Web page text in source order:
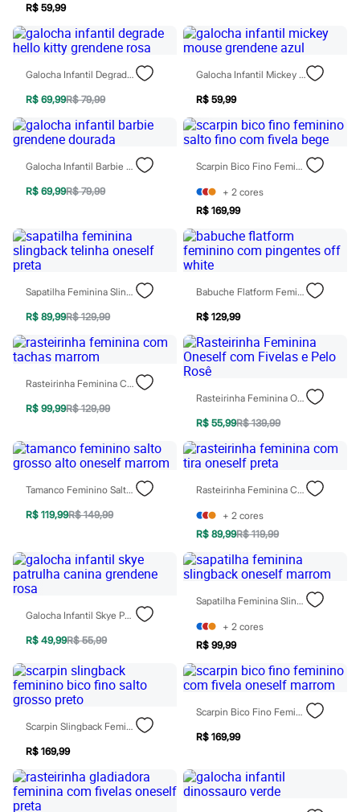
Personagens
Plus size
Blusas e Camisetas
Calças
Casacos e Jaquetas
Jeans
Moda esportiva
Vestidos
Masculino
Dia dos Pais
Inverno
Novidades
Bermudas
Camisas
Calças
Camisetas e Regatas
Casacos e Jaquetas
Jeans
Polos
Bolsas e Mochilas
Chapéus e Bonés
Carteiras
Óculos
Relógios
Botas
Chinelos
Sapatos
Sandálias e Papetes
Moda esportiva
Camisetas
Calças
Calçados
Moda íntima
Cuecas
Meias
Pijamas
Moda praia
Personagens
Plus size
Blusas e Camisetas
Calças
Camisas
Jeans
Moda esportiva
Shorts e Bermudas
R$ 59,99
Galocha Infantil Degrade Hello Kitty Grendene Rosa
R$ 69,99R$ 79,99
Galocha Infantil Mickey Mouse Grendene Azul
R$ 59,99
Galocha Infantil Barbie Grendene Dourada
R$ 69,99R$ 79,99
Scarpin Bico Fino Feminino Salto Fino Com Fivela Bege
+ 2 cores
R$ 169,99
Sapatilha Feminina Slingback Telinha Oneself Preta
R$ 89,99R$ 129,99
Babuche Flatform Feminino Com Pingentes Off White
R$ 129,99
Rasteirinha Feminina Com Tachas Marrom
R$ 99,99R$ 129,99
Rasteirinha Feminina Oneself Com Fivelas E Pelo Rosê
R$ 55,99R$ 139,99
Tamanco Feminino Salto Grosso Alto Oneself Marrom
R$ 119,99R$ 149,99
Rasteirinha Feminina Com Tira Oneself Preta
+ 2 cores
R$ 89,99R$ 119,99
Galocha Infantil Skye Patrulha Canina Grendene Rosa
R$ 49,99R$ 55,99
Sapatilha Feminina Slingback Oneself Marrom
+ 2 cores
R$ 99,99
Scarpin Slingback Feminino Bico Fino Salto Grosso Preto
R$ 169,99
Scarpin Bico Fino Feminino Com Fivela Oneself Marrom
R$ 169,99